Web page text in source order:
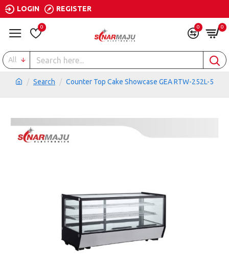
LOGIN REGISTER
0 0 0
All
Search Counter Top Cake Showcase GEA RTW-252L-5